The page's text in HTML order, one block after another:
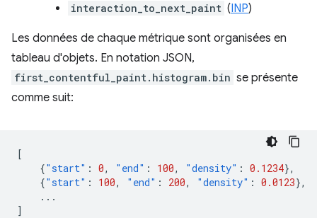
interaction_to_next_paint (INP)
Les données de chaque métrique sont organisées en
tableau d'objets. En notation JSON,
first_contentful_paint.histogram.bin se présente
comme suit:
[
{"start" : 0, "end" : 100, "density" : 0.1234},
{"start" : 100, "end" : 200, "density" : 0.0123},
...
]